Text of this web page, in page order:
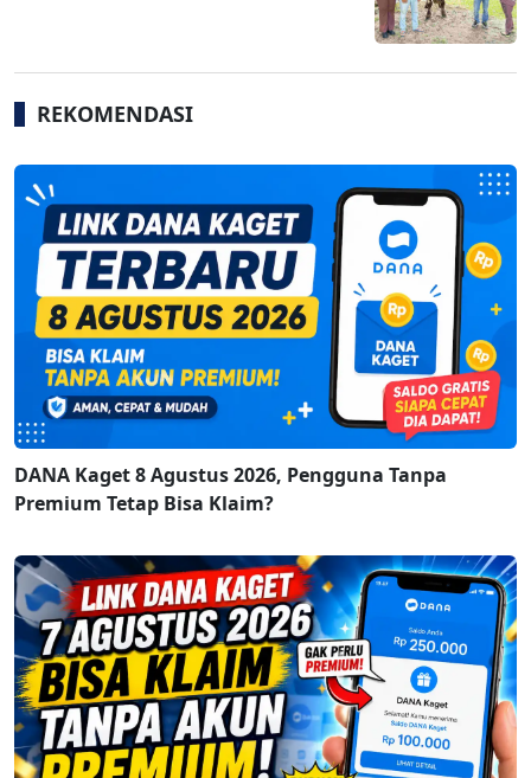
REKOMENDASI
DANA Kaget 8 Agustus 2026, Pengguna Tanpa
Premium Tetap Bisa Klaim?